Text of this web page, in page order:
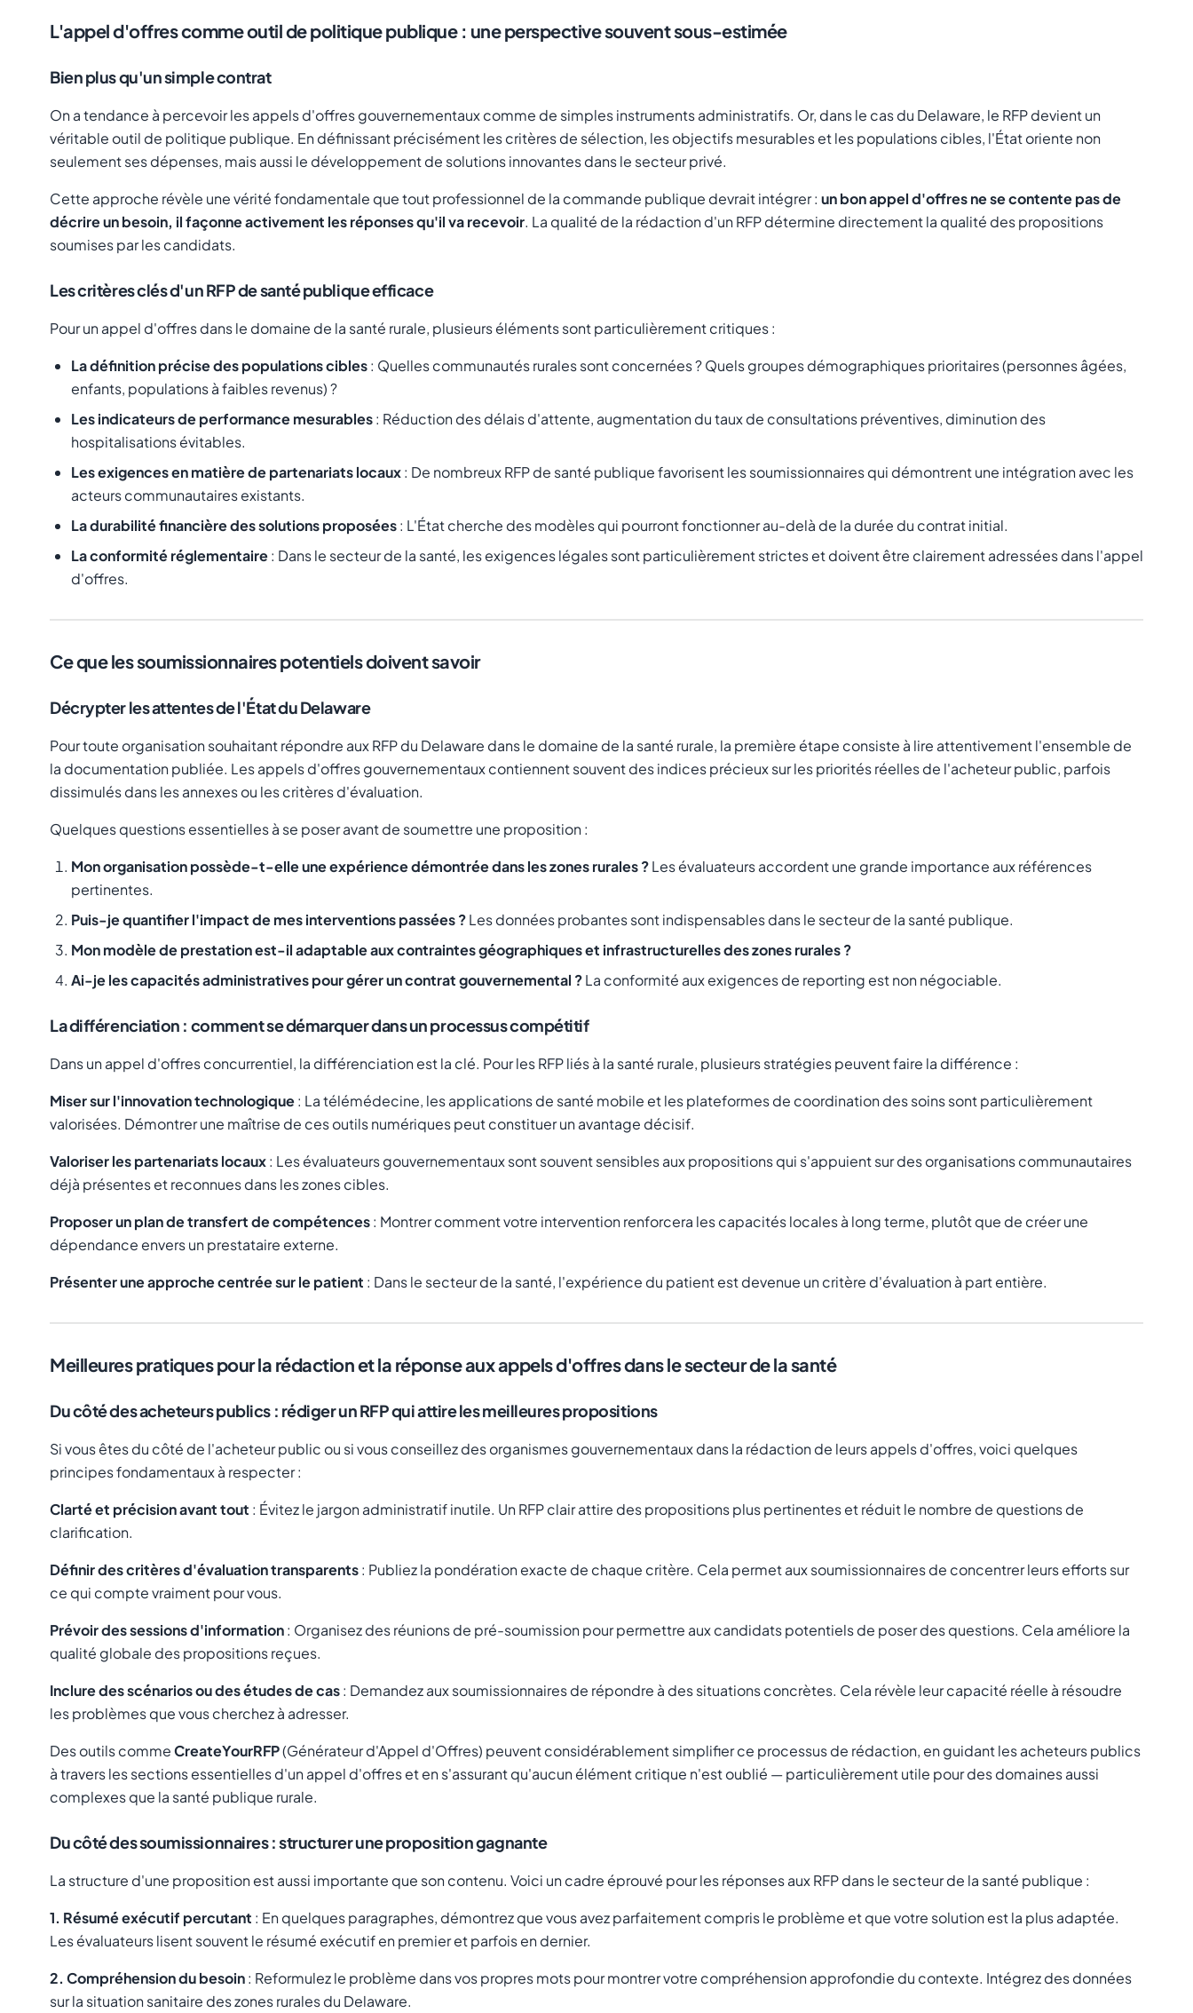
L'appel d'offres comme outil de politique publique : une perspective souvent sous-estimée
Bien plus qu'un simple contrat
On a tendance à percevoir les appels d'offres gouvernementaux comme de simples instruments administratifs. Or, dans le cas du Delaware, le RFP devient un
véritable outil de politique publique. En définissant précisément les critères de sélection, les objectifs mesurables et les populations cibles, l'État oriente non
seulement ses dépenses, mais aussi le développement de solutions innovantes dans le secteur privé.
Cette approche révèle une vérité fondamentale que tout professionnel de la commande publique devrait intégrer : un bon appel d'offres ne se contente pas de
décrire un besoin, il façonne activement les réponses qu'il va recevoir. La qualité de la rédaction d'un RFP détermine directement la qualité des propositions
soumises par les candidats.
Les critères clés d'un RFP de santé publique efficace
Pour un appel d'offres dans le domaine de la santé rurale, plusieurs éléments sont particulièrement critiques :
La définition précise des populations cibles: Quelles communautés rurales sont concernées ? Quels groupes démographiques prioritaires (personnes âgées,
enfants, populations à faibles revenus) ?
Les indicateurs de performance mesurables: Réduction des délais d'attente, augmentation du taux de consultations préventives, diminution des
hospitalisations évitables.
Les exigences en matière de partenariats locaux: De nombreux RFP de santé publique favorisent les soumissionnaires qui démontrent une intégration avec les
acteurs communautaires existants.
La durabilité financière des solutions proposées: L'État cherche des modèles qui pourront fonctionner au-delà de la durée du contrat initial.
La conformité réglementaire: Dans le secteur de la santé, les exigences légales sont particulièrement strictes et doivent être clairement adressées dans l'appel
d'offres.
Ce que les soumissionnaires potentiels doivent savoir
Décrypter les attentes de l'État du Delaware
Pour toute organisation souhaitant répondre aux RFP du Delaware dans le domaine de la santé rurale, la première étape consiste à lire attentivement l'ensemble de
la documentation publiée. Les appels d'offres gouvernementaux contiennent souvent des indices précieux sur les priorités réelles de l'acheteur public, parfois
dissimulés dans les annexes ou les critères d'évaluation.
Quelques questions essentielles à se poser avant de soumettre une proposition :
Mon organisation possède-t-elle une expérience démontrée dans les zones rurales ?Les évaluateurs accordent une grande importance aux références
pertinentes.
Puis-je quantifier l'impact de mes interventions passées ?Les données probantes sont indispensables dans le secteur de la santé publique.
Mon modèle de prestation est-il adaptable aux contraintes géographiques et infrastructurelles des zones rurales ?
Ai-je les capacités administratives pour gérer un contrat gouvernemental ?La conformité aux exigences de reporting est non négociable.
La différenciation : comment se démarquer dans un processus compétitif
Dans un appel d'offres concurrentiel, la différenciation est la clé. Pour les RFP liés à la santé rurale, plusieurs stratégies peuvent faire la différence :
Miser sur l'innovation technologique: La télémédecine, les applications de santé mobile et les plateformes de coordination des soins sont particulièrement
valorisées. Démontrer une maîtrise de ces outils numériques peut constituer un avantage décisif.
Valoriser les partenariats locaux: Les évaluateurs gouvernementaux sont souvent sensibles aux propositions qui s'appuient sur des organisations communautaires
déjà présentes et reconnues dans les zones cibles.
Proposer un plan de transfert de compétences: Montrer comment votre intervention renforcera les capacités locales à long terme, plutôt que de créer une
dépendance envers un prestataire externe.
Présenter une approche centrée sur le patient : Dans le secteur de la santé, l'expérience du patient est devenue un critère d'évaluation à part entière.
Meilleures pratiques pour la rédaction et la réponse aux appels d'offres dans le secteur de la santé
Du côté des acheteurs publics : rédiger un RFP qui attire les meilleures propositions
Si vous êtes du côté de l'acheteur public ou si vous conseillez des organismes gouvernementaux dans la rédaction de leurs appels d'offres, voici quelques
principes fondamentaux à respecter :
Clarté et précision avant tout : Évitez le jargon administratif inutile. Un RFP clair attire des propositions plus pertinentes et réduit le nombre de questions de
clarification.
Définir des critères d'évaluation transparents: Publiez la pondération exacte de chaque critère. Cela permet aux soumissionnaires de concentrer leurs efforts sur
ce qui compte vraiment pour vous.
Prévoir des sessions d'information: Organisez des réunions de pré-soumission pour permettre aux candidats potentiels de poser des questions. Cela améliore la
qualité globale des propositions reçues.
Inclure des scénarios ou des études de cas: Demandez aux soumissionnaires de répondre à des situations concrètes. Cela révèle leur capacité réelle à résoudre
les problèmes que vous cherchez à adresser.
Des outils commeCreateYourRFP(Générateur d'Appel d'Offres) peuvent considérablement simplifier ce processus de rédaction, en guidant les acheteurs publics
à travers les sections essentielles d'un appel d'offres et en s'assurant qu'aucun élément critique n'est oublié — particulièrement utile pour des domaines aussi
complexes que la santé publique rurale.
Du côté des soumissionnaires : structurer une proposition gagnante
La structure d'une proposition est aussi importante que son contenu. Voici un cadre éprouvé pour les réponses aux RFP dans le secteur de la santé publique :
1. Résumé exécutif percutant : En quelques paragraphes, démontrez que vous avez parfaitement compris le problème et que votre solution est la plus adaptée.
Les évaluateurs lisent souvent le résumé exécutif en premier et parfois en dernier.
2. Compréhension du besoin: Reformulez le problème dans vos propres mots pour montrer votre compréhension approfondie du contexte. Intégrez des données
sur la situation sanitaire des zones rurales du Delaware.